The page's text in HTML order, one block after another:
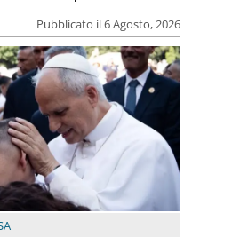
Pubblicato il 6 Agosto, 2026